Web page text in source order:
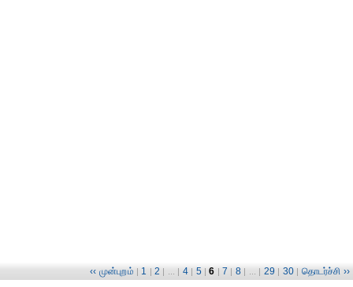
‹‹ முன்புறம் | 1 | 2 | ... | 4 | 5 | 6 | 7 | 8 | ... | 29 | 30 | தொடர்ச்சி ››